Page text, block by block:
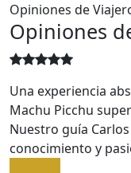
Opiniones de
Opiniones
Una experiencia
Machu Picchu
Nuestro guía
conocimiento y